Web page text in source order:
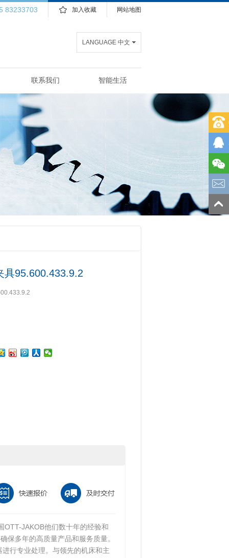
网站地图
加入收藏
83233703
LANGUAGE 中文
联系我们 智能生活
具95.600.433.9.2
OTT-JAKOB他们数十年的经验和
保多年的高质量产品和服务质量。
行专业处理。与领先的机床和主